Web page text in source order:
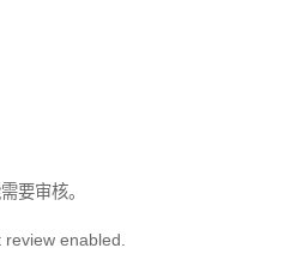
要审核。
enabled.